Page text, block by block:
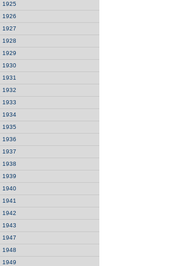
1925
1926
1927
1928
1929
1930
1931
1932
1933
1934
1935
1936
1937
1938
1939
1940
1941
1942
1943
1947
1948
1949